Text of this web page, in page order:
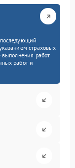
последующий
страховых
выполнения работ
работ и